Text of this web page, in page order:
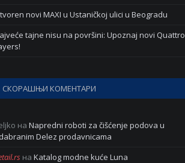
novi MAXI u Ustaničkoj ulici u Beogradu
tajne nisu na površini: Upoznaj novi Quattro
СКОРАШЊИ КОМЕНТАРИ
на Napredni roboti za čišćenje podova u
Delez prodavnicama
на Katalog modne kuće Luna